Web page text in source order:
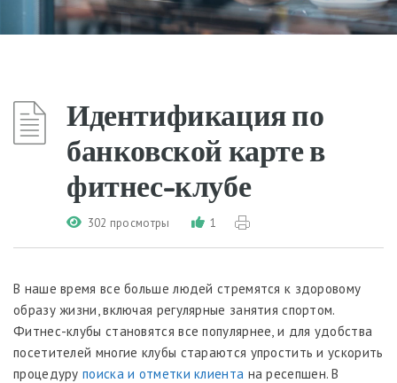
Идентификация по
банковской карте в
фитнес-клубе
302 просмотры 1
В наше время все больше людей стремятся к здоровому
образу жизни, включая регулярные занятия спортом.
Фитнес-клубы становятся все популярнее, и для удобства
посетителей многие клубы стараются упростить и ускорить
процедурупоиска и отметки клиента на ресепшен. В